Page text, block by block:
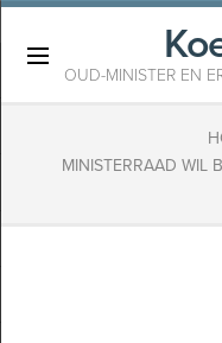
OUD-MINISTER EN
MINISTERRAAD WIL